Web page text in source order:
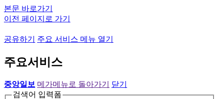
본문 바로가기
이전 페이지로 가기
공유하기 주요 서비스 메뉴 열기
주요서비스
중앙일보 메가메뉴로 돌아가기
닫기
검색어 입력폼